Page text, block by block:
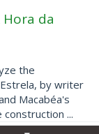
da
the
by writer
Macabéa's
...